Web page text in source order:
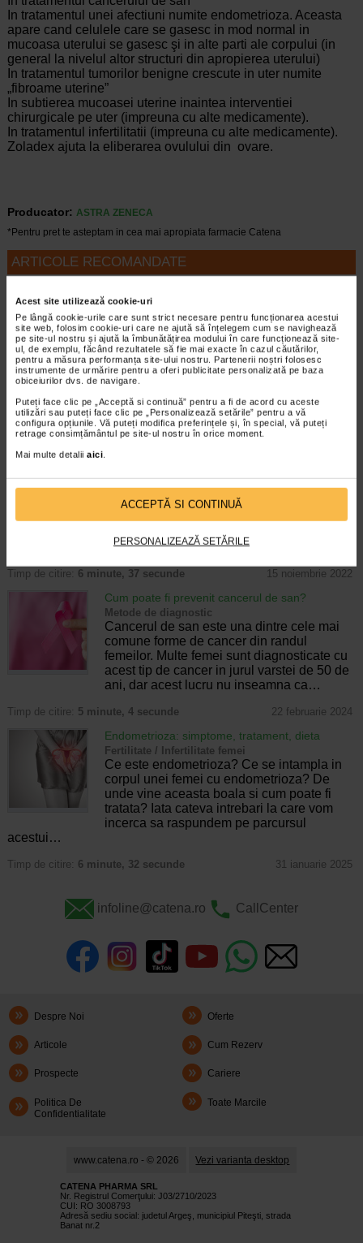
Acest site utilizează cookie-uri
Pe lângă cookie-urile care sunt strict necesare pentru funcționarea acestui
site web, folosim cookie-uri care ne ajută să înțelegem cum se navighează
pe site-ul nostru și ajută la îmbunătățirea modului în care funcționează site-
ul, de exemplu, făcând rezultatele să fie mai exacte în cazul căutărilor,
pentru a măsura performanța site-ului nostru. Partenerii noștri folosesc
instrumente de urmărire pentru a oferi publicitate personalizată pe baza
obiceiurilor dvs. de navigare.
Puteți face clic pe „Acceptă si continuă” pentru a fi de acord cu aceste
utilizări sau puteți face clic pe „Personalizează setările” pentru a vă
configura opțiunile. Vă puteți modifica preferințele și, în special, vă puteți
retrage consimțământul pe site-ul nostru în orice moment.
Mai multe detalii aici.
ACCEPTĂ SI CONTINUĂ
PERSONALIZEAZĂ SETĂRILE
In tratamentul unei afectiuni numite endometrioza. Aceasta
apare cand celulele care se gasesc in mod normal in
mucoasa uterului se gasesc şi in alte parti ale corpului (in
general la nivelul altor structuri din apropierea uterului)
In tratamentul tumorilor benigne crescute in uter numite
„fibroame uterine”
In subtierea mucoasei uterine inaintea interventiei
chirurgicale pe uter (impreuna cu alte medicamente).
In tratamentul infertilitatii (impreuna cu alte medicamente).
Zoladex ajuta la eliberarea ovulului din ovare.
Producator: ASTRA ZENECA
*Pentru pret te asteptam in cea mai apropiata farmacie Catena
ARTICOLE RECOMANDATE
Metode de diagnostic
Prostata este o glanda a sistemului genital
masculin cu rol extrem de important in
organism. Prostata poate fi afectata de
probleme frecvente care pot provoca
simptome destul de deranjante. Acesta
Timp de citire:4 minute, 2 secunde 8 decembrie 2022
diagnostic si tratament
Prostata este o glanda importanta care face
parte din sistemul reproducator masculin.
Prostata se regaseste sub vezica si este
dispusa in jurul uretrei. Uretra este o
structura subtire in forma de tub…
Timp de citire: 6 minute, 37 secunde 15 noiembrie 2022
Cum poate fi prevenit cancerul de san?
Metode de diagnostic
Cancerul de san este una dintre cele mai
comune forme de cancer din randul
femeilor. Multe femei sunt diagnosticate cu
acest tip de cancer in jurul varstei de 50 de
ani, dar acest lucru nu inseamna ca…
Timp de citire: 5 minute, 4 secunde 22 februarie 2024
Endometrioza: simptome, tratament, dieta
Fertilitate / Infertilitate femei
Ce este endometrioza? Ce se intampla in
corpul unei femei cu endometrioza? De
unde vine aceasta boala si cum poate fi
tratata? Iata cateva intrebari la care vom
incerca sa raspundem pe parcursul
acestui…
Timp de citire: 6 minute, 32 secunde 31 ianuarie 2025
infoline@catena.ro CallCenter
Despre Noi Oferte
Articole Cum Rezerv
Prospecte Cariere
Politica De
Confidentialitate
Toate Marcile
www.catena.ro - © 2026 Vezi varianta desktop
CATENA PHARMA SRL
Nr. Registrul Comerţului: J03/2710/2023
CUI: RO 3008793
Adresă sediu social: judetul Argeş, municipiul Piteşti, strada
Banat nr.2